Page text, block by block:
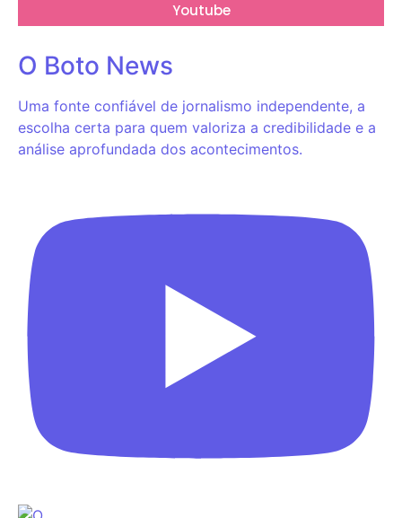
Youtube
O Boto News
Uma fonte confiável de jornalismo independente, a
escolha certa para quem valoriza a credibilidade e a
análise aprofundada dos acontecimentos.